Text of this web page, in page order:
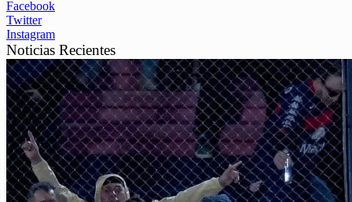
Facebook
Twitter
Instagram
Noticias Recientes